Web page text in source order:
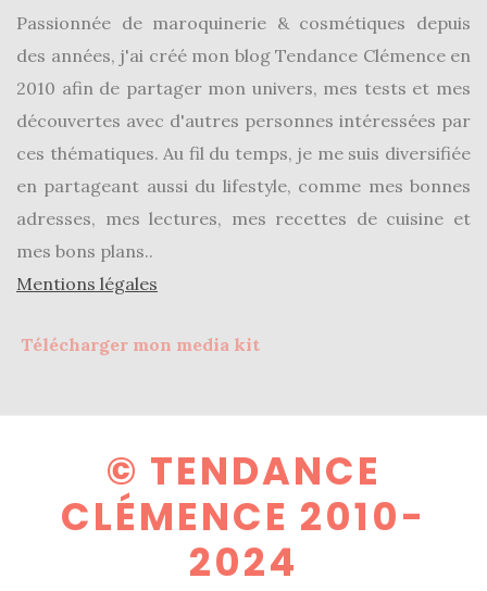
Passionnée de maroquinerie & cosmétiques depuis
des années, j'ai créé mon blog Tendance Clémence en
2010 afin de partager mon univers, mes tests et mes
découvertes avec d'autres personnes intéressées par
ces thématiques. Au fil du temps, je me suis diversifiée
en partageant aussi du lifestyle, comme mes bonnes
adresses, mes lectures, mes recettes de cuisine et
mes bons plans..
Mentions légales
Télécharger mon media kit
© TENDANCE
CLÉMENCE 2010-
2024